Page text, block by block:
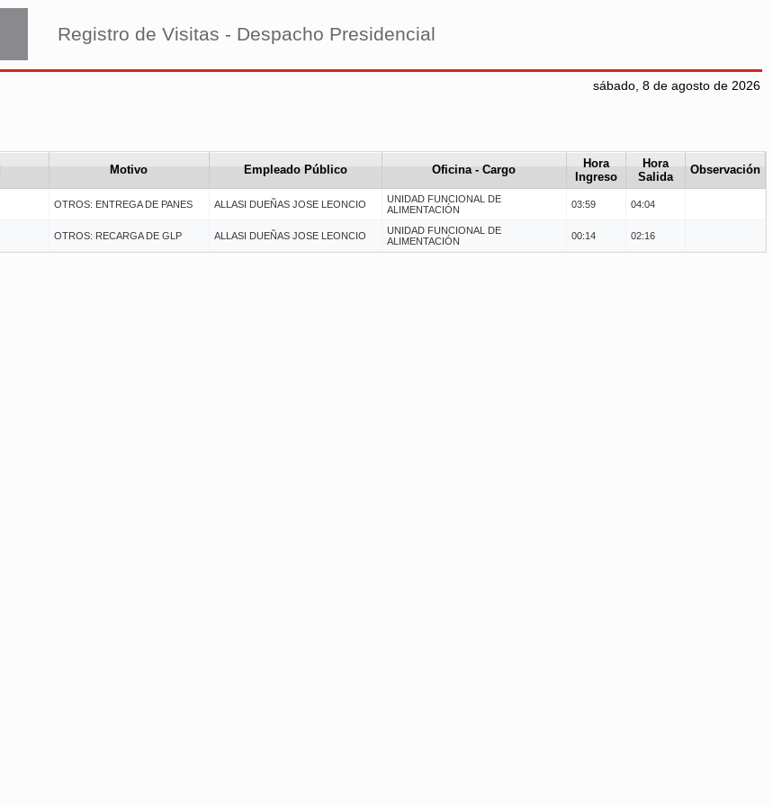
Registro de Visitas - Despacho Presidencial
sábado, 8 de agosto de 2026
Motivo Empleado Público Oficina - Cargo
Hora
Ingreso
Hora
Salida
Observación
OTROS: ENTREGA DE PANES ALLASI DUEÑAS JOSE LEONCIO
UNIDAD FUNCIONAL DE
ALIMENTACIÓN
03:59 04:04
OTROS: RECARGA DE GLP ALLASI DUEÑAS JOSE LEONCIO
UNIDAD FUNCIONAL DE
ALIMENTACIÓN
00:14 02:16